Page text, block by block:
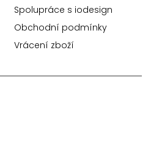
Spolupráce s iodesign
Obchodní podmínky
Vrácení zboží